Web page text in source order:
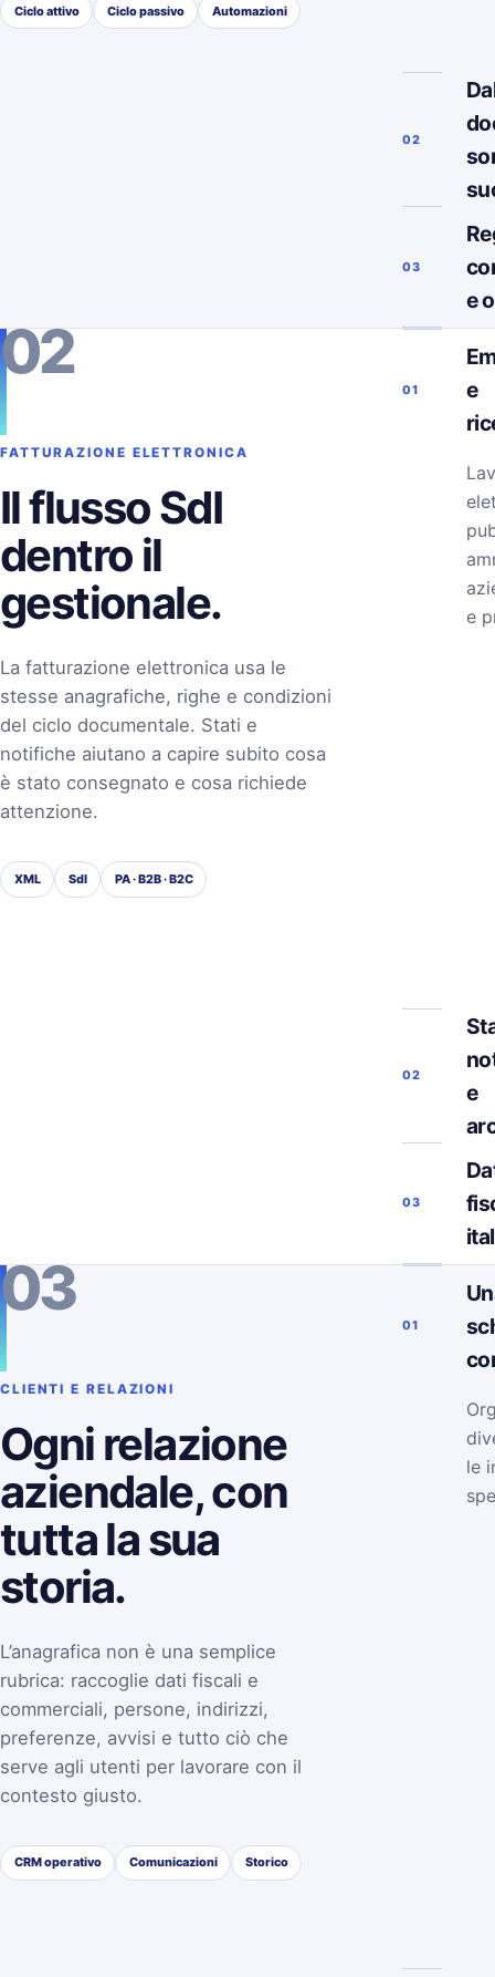
Ciclo attivo Ciclo passivo Automazioni
02
03
e
02
FATTURAZIONE ELETTRONICA
Il flusso SdI
dentro il
gestionale.
La fatturazione elettronica usa le
stesse anagrafiche, righe e condizioni
del ciclo documentale. Stati e
notifiche aiutano a capire subito cosa
è stato consegnato e cosa richiede
attenzione.
XML SdI PA · B2B · B2C
01
e
e
02
e
03
03
CLIENTI E RELAZIONI
Ogni relazione
aziendale, con
tutta la sua
storia.
L’anagrafica non è una semplice
rubrica: raccoglie dati fiscali e
commerciali, persone, indirizzi,
preferenze, avvisi e tutto ciò che
serve agli utenti per lavorare con il
contesto giusto.
CRM operativo Comunicazioni Storico
01
le